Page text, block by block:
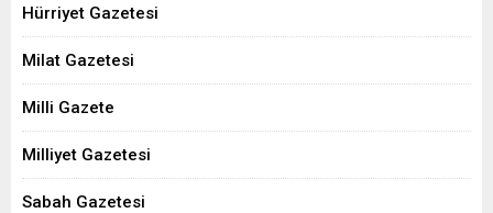
Hürriyet Gazetesi
Milat Gazetesi
Milli Gazete
Milliyet Gazetesi
Sabah Gazetesi